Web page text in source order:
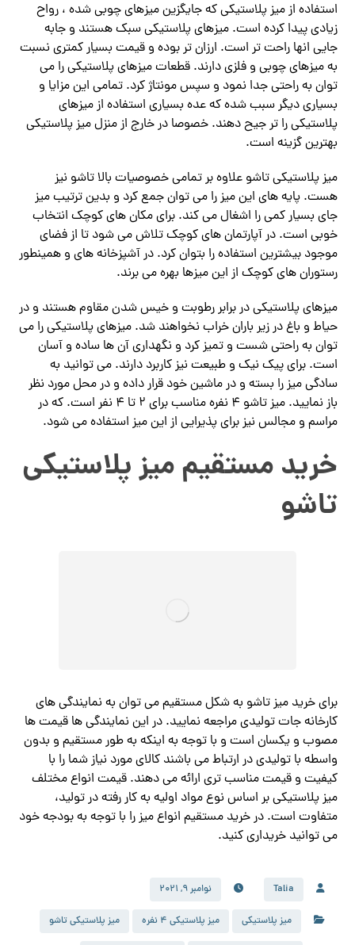
استفاده از میز پلاستیکی که جایگزین میزهای چوبی شده ، رواح
زیادی پیدا کرده است. میزهای پلاستیکی سبک هستند و جابه
جایی انها راحت تر است. ارزان تر بوده و قیمت بسیار کمتری نسبت
به میزهای چوبی و فلزی دارند. قطعات میزهای پلاستیکی را می
توان به راحتی جدا نمود و سپس مونتاژ کرد. تمامی این مزایا و
بسیاری دیگر سبب شده که عده بسیاری استفاده از میزهای
پلاستیکی را تر جیح دهند. خصوصا در خارج از منزل میز پلاستیکی
بهترین گزینه است.
میز پلاستیکی تاشو علاوه بر تمامی خصوصیات بالا تاشو نیز
هست. پایه های این میز را می توان جمع کرد و بدین ترتیب میز
جای بسیار کمی را اشغال می کند. برای مکان های کوچک انتخاب
خوبی است. در آپارتمان های کوچک تلاش می شود تا از فضای
موجود بیشترین استفاده را بتوان کرد. در آشپزخانه های و همینطور
رستوران های کوچک از این میزها بهره می برند.
میزهای پلاستیکی در برابر رطوبت و خیس شدن مقاوم هستند و در
حیاط و باغ در زیر باران خراب نخواهند شد. میزهای پلاستیکی را می
توان به راحتی شست و تمیز کرد و نگهداری آن ها ساده و آسان
است. برای پیک نیک و طبیعت نیز کاربرد دارند. می توانید به
سادگی میز را بسته و در ماشین خود قرار داده و در محل مورد نظر
باز نمایید. میز تاشو 4 نفره مناسب برای 2 تا 4 نفر است. که در
مراسم و مجالس نیز برای پذیرایی از این میز استفاده می شود.
خرید مستقیم میز پلاستیکی
تاشو
برای خرید میز تاشو به شکل مستقیم می توان به نمایندگی های
کارخانه جات تولیدی مراجعه نمایید. در این نمایندگی ها قیمت ها
مصوب و یکسان است و با توجه به اینکه به طور مستقیم و بدون
واسطه با تولیدی در ارتباط می باشند کالای مورد نیاز شما را با
کیفیت و قیمت مناسب تری ارائه می دهند. قیمت انواع مختلف
میز پلاستیکی بر اساس نوع مواد اولیه به کار رفته در تولید،
متفاوت است. در خرید مستقیم انواع میز را با توجه به بودجه خود
می توانید خریداری کنید.
Talia نوامبر 9, 2021
میز پلاستیکی میز پلاستیکی ۴ نفره میز پلاستیکی تاشو